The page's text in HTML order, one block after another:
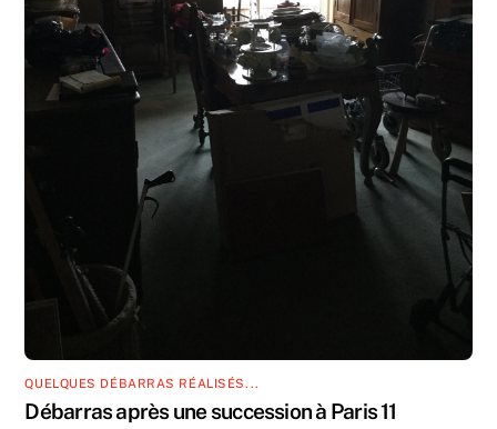
QUELQUES DÉBARRAS RÉALISÉS...
Débarras après une succession à Paris 11